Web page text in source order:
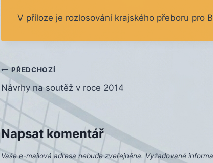
V příloze je rozlosování krajského přeboru pro
Navigace
pro
příspěvek
PŘEDCHOZÍ
Návrhy na soutěž v roce 2014
Napsat komentář
Vaše e-mailová adresa nebude zveřejněna. Vyžadované